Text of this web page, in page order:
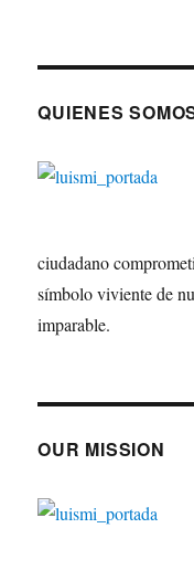
QUIENES
ciudadano
símbolo viviente de
imparable.
OUR MISSION